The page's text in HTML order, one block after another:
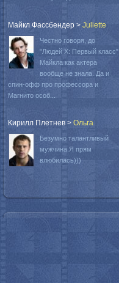
Майкл Фассбендер > Juliette
Честно говоря, до
"Людей Х: Первый класс"
Майкла как актера
вообще не знала. Да и
спин-офф про профессора и
Магнито особ...
Кирилл Плетнев > Oльга
Безумно талантливый
мужчина.Я прям
влюбилась)))